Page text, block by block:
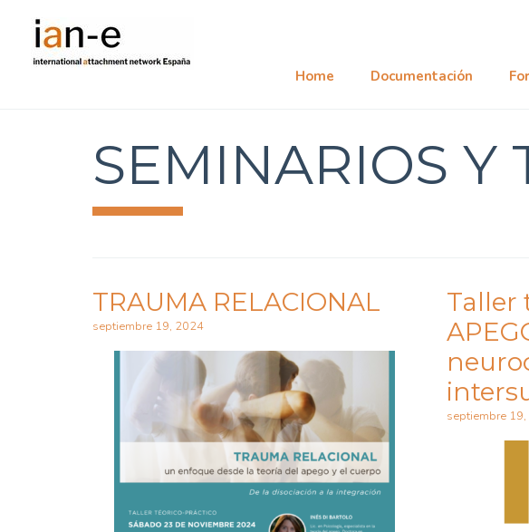
Home Documentación
SEMINARIOS Y
TRAUMA RELACIONAL
septiembre 19, 2024
Taller
septiembre